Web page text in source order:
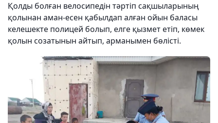
Қолды болған велосипедін тәртіп сақшыларының
қолынан аман-есен қабылдап алған ойын баласы
келешекте полицей болып, елге қызмет етіп, көмек
қолын созатынын айтып, арманымен бөлісті.